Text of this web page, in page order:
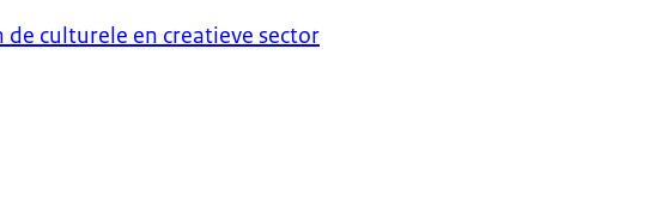
culturele en creatieve sector